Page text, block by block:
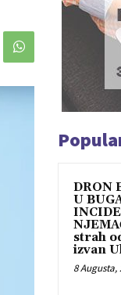
DRON
U
strah
izvan
8 Augusta,